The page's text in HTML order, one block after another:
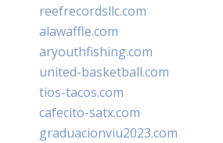
reefrecordsllc.com
alawaffle.com
aryouthfishing.com
united-basketball.com
tios-tacos.com
cafecito-satx.com
graduacionviu2023.com